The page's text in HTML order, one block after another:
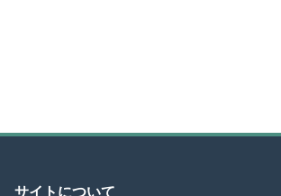
サイトについて